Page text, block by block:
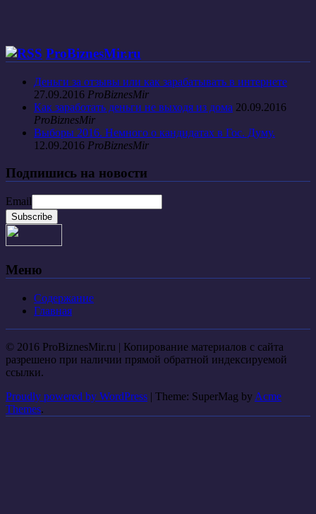
ProBiznesMir.ru
Деньги за отзывы или как зарабатывать в интернете
27.09.2016 ProBiznesMir
Как заработать деньги не выходя из дома 20.09.2016
ProBiznesMir
Выборы 2016. Немного о кандидатах в Гос. Думу.
12.09.2016 ProBiznesMir
Подпишись на новости
Email
Меню
Содержание
Главная
© 2016 ProBiznesMir.ru | Копирование материалов с сайта
разрешено при наличии прямой обратной индексируемой
ссылки.
Proudly powered by WordPress | Theme: SuperMag by Acme
Themes.